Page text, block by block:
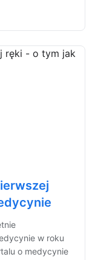
w roku
o medycynie